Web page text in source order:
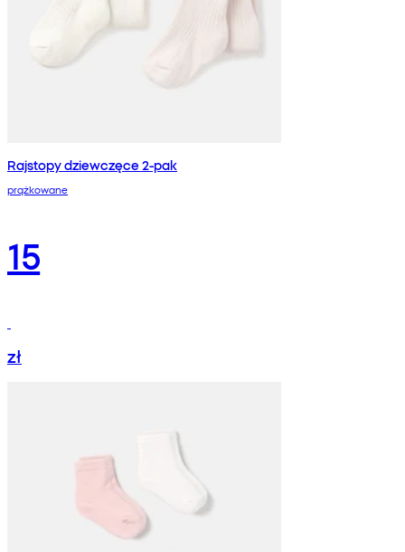
Rajstopy dziewczęce 2-pak
prążkowane
15
zł